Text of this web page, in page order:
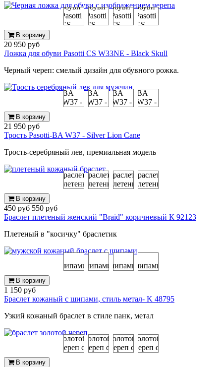
В корзину
20 950 руб
Ложка для обуви Pasotti CS W33NE - Black Skull
Черный череп: смелый дизайн для обувного рожка.
В корзину
21 950 руб
Трость Pasotti-BA W37 - Silver Lion Cane
Трость-серебряный лев, премиальная модель
В корзину
450 руб 550 руб
Браслет плетеный женский "Braid" коричневый К 92123
Плетеный в "косичку" браслетик
В корзину
1 150 руб
Браслет кожаный с шипами, стиль метал- K 48795
Узкий кожаный браслет в стиле панк, метал
В корзину